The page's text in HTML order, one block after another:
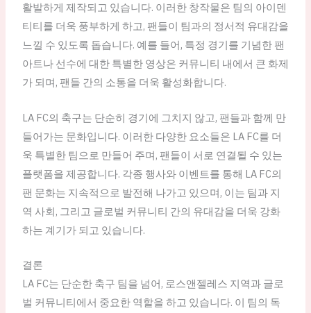
활발하게 제작되고 있습니다. 이러한 창작물은 팀의 아이덴
티티를 더욱 풍부하게 하고, 팬들이 팀과의 정서적 유대감을
느낄 수 있도록 돕습니다. 예를 들어, 특정 경기를 기념한 팬
아트나 선수에 대한 특별한 영상은 커뮤니티 내에서 큰 화제
가 되며, 팬들 간의 소통을 더욱 활성화합니다.
LA FC의 축구는 단순히 경기에 그치지 않고, 팬들과 함께 만
들어가는 문화입니다. 이러한 다양한 요소들은 LA FC를 더
욱 특별한 팀으로 만들어 주며, 팬들이 서로 연결될 수 있는
플랫폼을 제공합니다. 각종 행사와 이벤트를 통해 LA FC의
팬 문화는 지속적으로 발전해 나가고 있으며, 이는 팀과 지
역 사회, 그리고 글로벌 커뮤니티 간의 유대감을 더욱 강화
하는 계기가 되고 있습니다.
결론
LA FC는 단순한 축구 팀을 넘어, 로스앤젤레스 지역과 글로
벌 커뮤니티에서 중요한 역할을 하고 있습니다. 이 팀의 독